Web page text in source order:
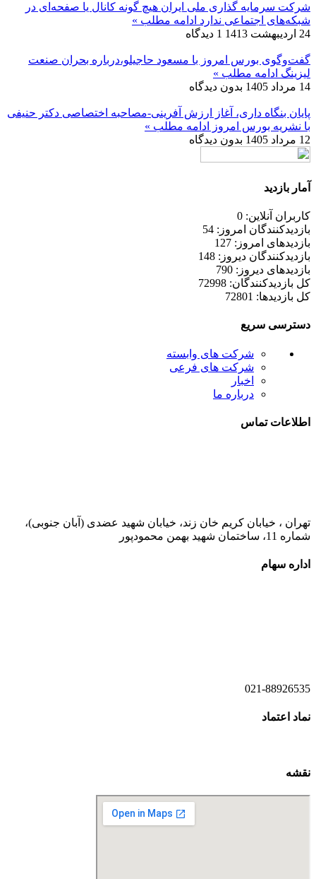
شرکت سرمایه گذاری ملی ایران هیچ گونه کانال یا صفحه‌ای در
شبکه‌های اجتماعی ندارد ادامه مطلب »
24 اردیبهشت 1413
1 دیدگاه
گفت‌وگوی بورس امروز با مسعود حاجیلو،درباره بحران صنعت
لیزینگ ادامه مطلب »
14 مرداد 1405
بدون دیدگاه
پایان بنگاه داری، آغاز ارزش آفرینی-مصاحبه اختصاصی دکتر حنیفی
با نشریه بورس امروز
ادامه مطلب »
12 مرداد 1405
بدون دیدگاه
آمار بازدید
کاربران آنلاین: 0
بازدیدکنندگان امروز: 54
بازدیدهای امروز: 127
بازدیدکنندگان دیروز: 148
بازدیدهای دیروز: 790
کل بازدیدکنند‌گان: 72998
کل بازدیدها: 72801
دسترسی سریع
شرکت های وابسته
شرکت های فرعی
اخبار
درباره ما
اطلاعات تماس
تهران ، خیابان کریم خان زند، خیابان شهید عضدی (آبان جنوبی)،
شماره 11، ساختمان شهید بهمن محمودپور
اداره سهام
021-88926535
نماد اعتماد
نقشه